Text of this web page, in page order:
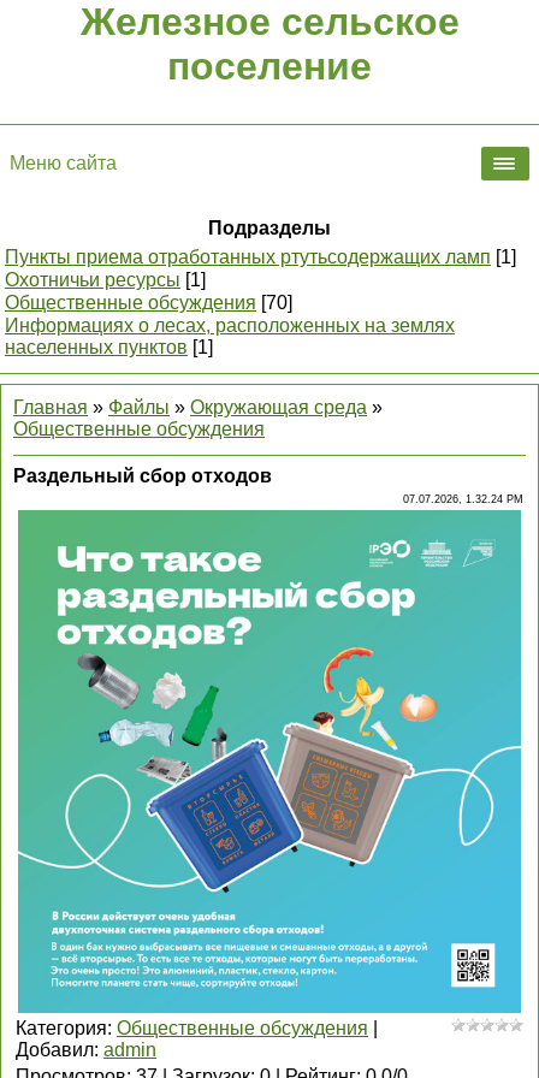
Железное сельское
поселение
Меню сайта
Подразделы
Пункты приема отработанных ртутьсодержащих ламп [1]
Охотничьи ресурсы [1]
Общественные обсуждения [70]
Информациях о лесах, расположенных на землях
населенных пунктов [1]
Главная » Файлы » Окружающая среда »
Общественные обсуждения
Раздельный сбор отходов
07.07.2026, 1.32.24 PM
Категория: Общественные обсуждения
Добавил: admin